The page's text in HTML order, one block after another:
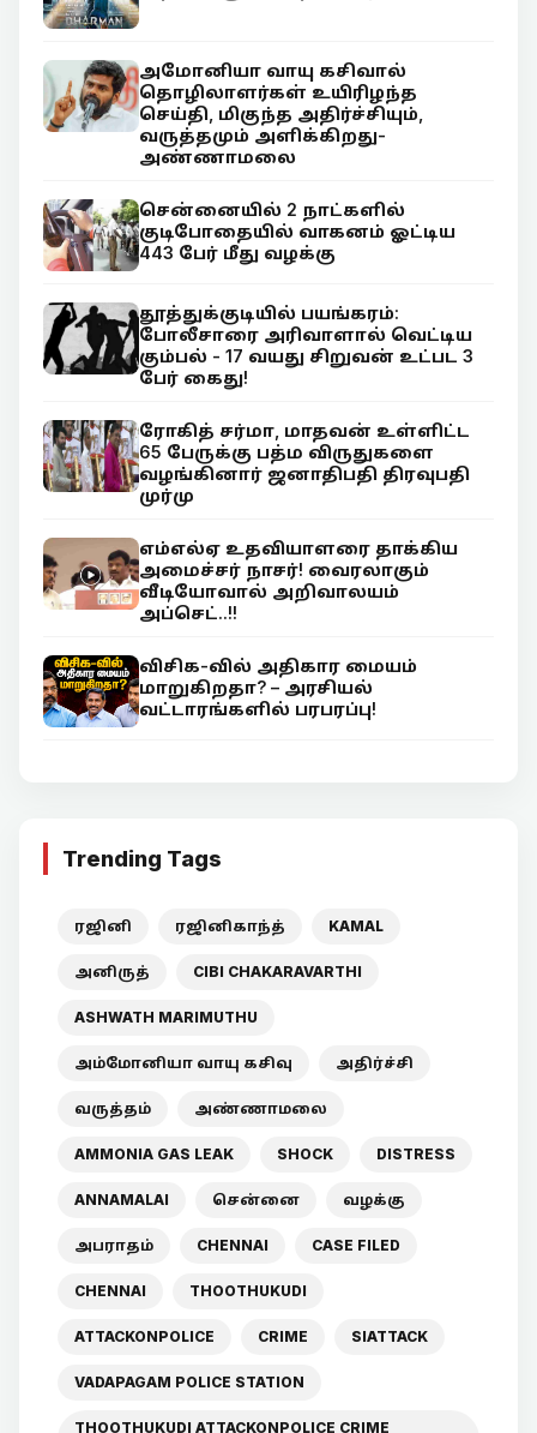
அமோனியா வாயு கசிவால்
தொழிலாளர்கள் உயிரிழந்த
செய்தி, மிகுந்த அதிர்ச்சியும்,
வருத்தமும் அளிக்கிறது-
அண்ணாமலை
சென்னையில் 2 நாட்களில்
குடிபோதையில் வாகனம் ஓட்டிய
443 பேர் மீது வழக்கு
தூத்துக்குடியில் பயங்கரம்:
போலீசாரை அரிவாளால் வெட்டிய
கும்பல் - 17 வயது சிறுவன் உட்பட 3
பேர் கைது!
ரோகித் சர்மா, மாதவன் உள்ளிட்ட
65 பேருக்கு பத்ம விருதுகளை
வழங்கினார் ஜனாதிபதி திரவுபதி
முர்மு
எம்எல்ஏ உதவியாளரை தாக்கிய
அமைச்சர் நாசர்! வைரலாகும்
வீடியோவால் அறிவாலயம்
அப்செட்..!!
விசிக-வில் அதிகார மையம்
மாறுகிறதா? – அரசியல்
வட்டாரங்களில் பரபரப்பு!
Trending Tags
ரஜினி ரஜினிகாந்த் KAMAL
அனிருத் CIBI CHAKARAVARTHI
ASHWATH MARIMUTHU
அம்மோனியா வாயு கசிவு அதிர்ச்சி
வருத்தம் அண்ணாமலை
AMMONIA GAS LEAK SHOCK DISTRESS
ANNAMALAI சென்னை வழக்கு
அபராதம் CHENNAI CASE FILED
CHENNAI THOOTHUKUDI
ATTACKONPOLICE CRIME SIATTACK
VADAPAGAM POLICE STATION
THOOTHUKUDI ATTACKONPOLICE CRIME